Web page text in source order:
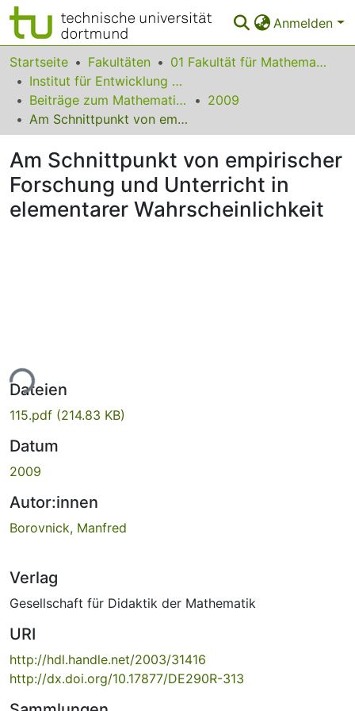
Anmelden
Bereiche & Sammlungen
Das gesamte Repositorium
Statistiken
FAQ
Leitlinien
Zurück zur Startseite
Startseite Fakultäten
01 Fakultät für Mathematik
Institut für Entwicklung und Erforschung des Mathematikunterrichts
Beiträge zum Mathematikunterricht
2009
Am Schnittpunkt von empirischer Forschung und Unterricht in elementarer Wahrscheinlichkeit
Am Schnittpunkt von empirischer
Forschung und Unterricht in
elementarer Wahrscheinlichkeit
Dateien
115.pdf (214.83 KB)
Datum
2009
Autor:innen
Borovnick, Manfred
Verlag
Gesellschaft für Didaktik der Mathematik
URI
http://hdl.handle.net/2003/31416
http://dx.doi.org/10.17877/DE290R-313